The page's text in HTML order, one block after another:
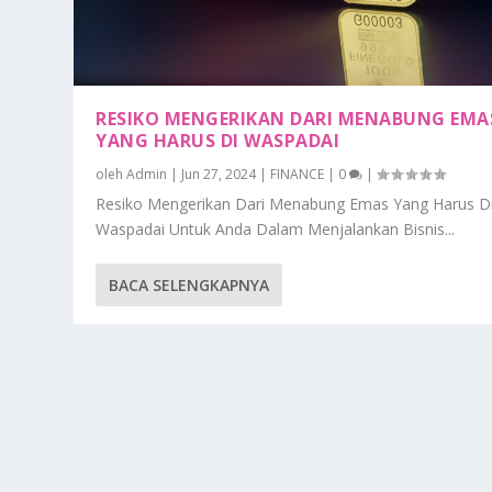
RESIKO MENGERIKAN DARI MENABUNG
YANG HARUS DI WASPADAI
olehAdmin | Jun 27, 2024| FINANCE | 0 |
Resiko Mengerikan Dari Menabung Emas Yang Harus
Waspadai Untuk Anda Dalam Menjalankan Bisnis...
BACA SELENGKAPNYA